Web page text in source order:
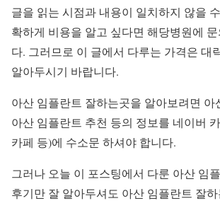
글을 읽는 시점과 내용이 일치하지 않을
확하게 비용을 알고 싶다면 해당병원에
다. 그러므로 이 글에서 다루는 가격은 대
알아두시기 바랍니다.
아산 임플란트 잘하는곳을 알아보려면 아
아산 임플란트 추천 등의 정보를 네이버
카페 등)에 수소문 하셔야 합니다.
그러나 오늘 이 포스팅에서 다룬 아산 임
후기만 잘 알아두셔도 아산 임플란트 잘